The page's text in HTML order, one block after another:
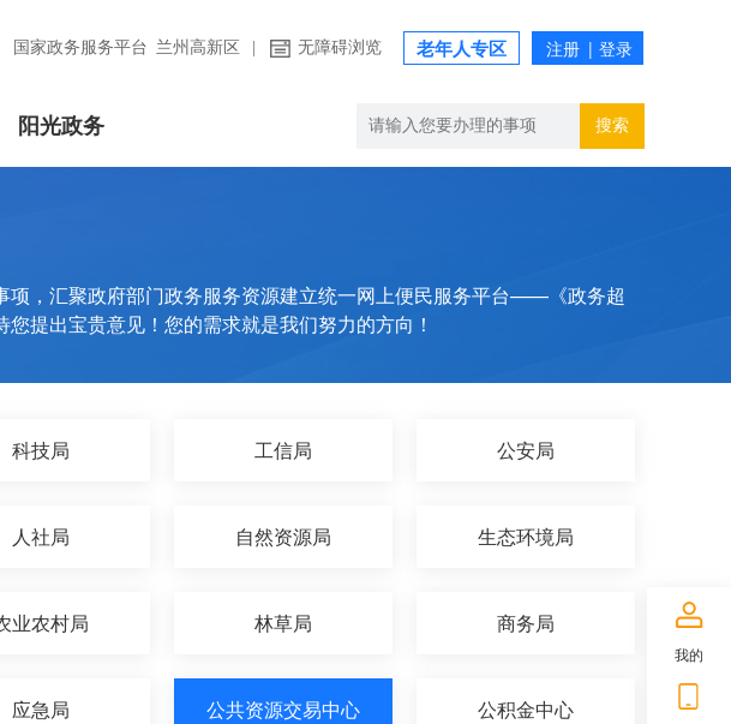
国家政务服务平台 兰州高新区 无障碍浏览 老年人专区
阳光政务 搜索
项，汇聚政府部门政务服务资源建立统一网上便民服务平台——《政务超
提出宝贵意见！您的需求就是我们努力的方向！
科技局 工信局 公安局
人社局 自然资源局 生态环境局
业农村局 林草局 商务局
应急局 公共资源交易中心 公积金中心
我的